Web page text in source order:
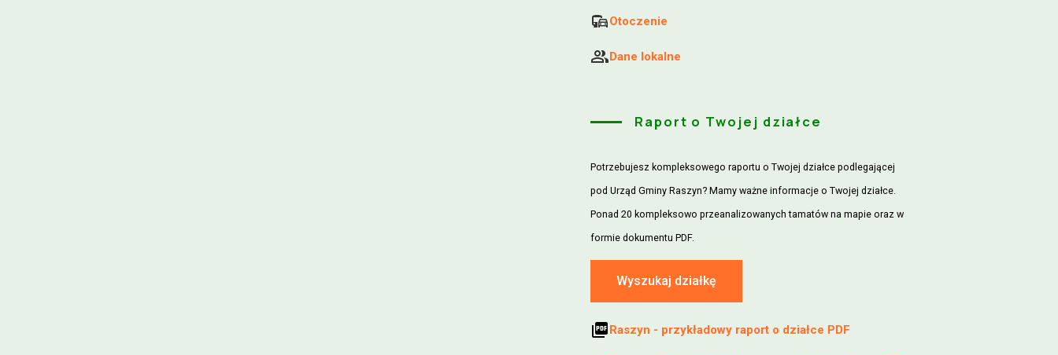
Otoczenie
Dane lokalne
Raport o Twojej działce
Potrzebujesz kompleksowego raportu o Twojej działce podlegającej
pod Urząd Gminy Raszyn? Mamy ważne informacje o Twojej działce.
Ponad 20 kompleksowo przeanalizowanych tamatów na mapie oraz w
formie dokumentu PDF.
Wyszukaj działkę
picture_as_pdf Raszyn - przykładowy raport o działce PDF